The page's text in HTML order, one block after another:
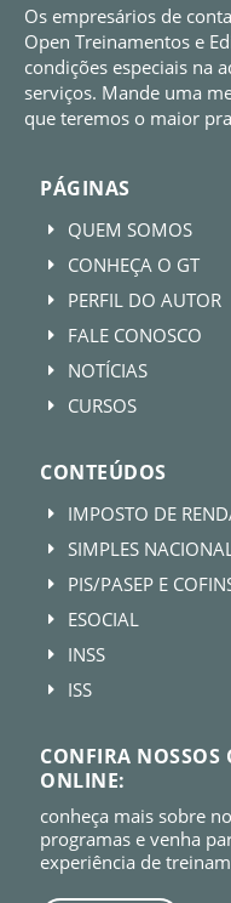
Os empresários de
Open Treinamentos e
condições especiais na
serviços. Mande uma
que teremos o maior
PÁGINAS
E QUEM SOMOS
E CONHEÇA O GT
E PERFIL DO AUTOR
E FALE CONOSCO
E NOTÍCIAS
E CURSOS
CONTEÚDOS
E IMPOSTO DE
E SIMPLES NACIONAL
E PIS/PASEP E
E ESOCIAL
E INSS
E ISS
CONFIRA NOSSOS
ONLINE:
conheça mais sobre
programas e venha
experiência de